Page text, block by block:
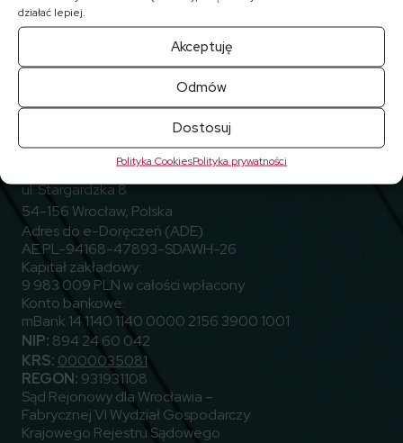
działać lepiej.
Akceptuję
Odmów
Dostosuj
Polityka CookiesPolityka prywatności
Przejdź do Facebook
Przejdź do Linkedin
ELEKTROTIM S.A.
ul. Stargardzka 8
54-156 Wrocław, Polska
Adres do e-Doręczeń (ADE)
AE:PL-94168-47893-SDAWH-26
Kapitał zakładowy:
9 983 009 PLN w całości wpłacony
Konto bankowe:
mBank 14 1140 1140 0000 2156 3900 1001
NIP: 894 24 60 042
KRS: 0000035081
REGON: 931931108
Sąd Rejonowy dla Wrocławia –
Fabrycznej VI Wydział Gospodarczy
Krajowego Rejestru Sądowego